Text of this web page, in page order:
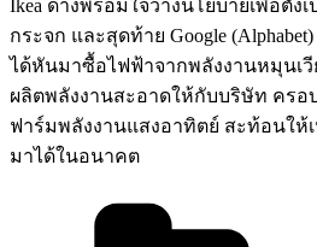
Ikea ด่างพร้อมใจวางนโยบายเพื่อตั้ง
กระจก และสุดท้าย Google
ได้หันมาซื้อไฟฟ้าจากพลังงานหมุนเวี
ผลิตพลังงานสะอาดให้กับบริษัท คร
ฟาร์มพลังงานแสงอาทิตย์ สะท้อนให้
มาได้ในอนาคต